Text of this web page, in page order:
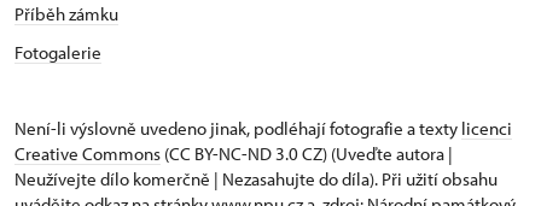
Příběh zámku
Fotogalerie
Není-li výslovně uvedeno jinak, podléhají fotografie a texty licenci
Creative Commons (CC BY-NC-ND 3.0 CZ) (Uveďte autora |
Neužívejte dílo komerčně | Nezasahujte do díla). Při užití obsahu